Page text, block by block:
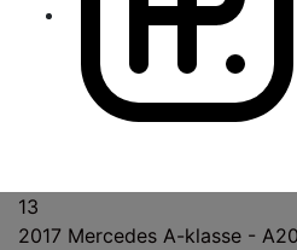
13
2017 Mercedes A-klasse -